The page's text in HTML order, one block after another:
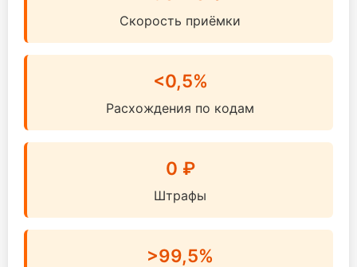
Скорость приёмки
<0,5%
Расхождения по кодам
0 ₽
Штрафы
>99,5%